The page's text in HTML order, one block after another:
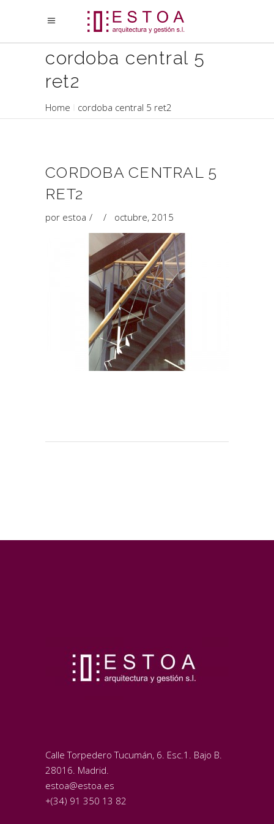
cordoba central 5
ret2
Home cordoba central 5 ret2
CORDOBA CENTRAL 5
RET2
por estoa octubre, 2015
Calle Torpedero Tucumán, 6. Esc.1. Bajo B.
28016. Madrid.
estoa@estoa.es
+(34) 91 350 13 82